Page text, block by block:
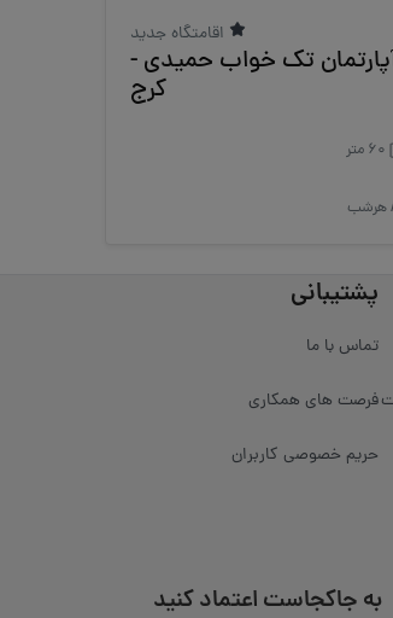
اقامتگاه جدید
آپارتمان تک خواب حمیدی -
کرج
60 متر
هرشب
پشتیبانی
تماس با ما
فرصت های همکاری
حریم خصوصی کاربران
به جاکجاست اعتماد کنید